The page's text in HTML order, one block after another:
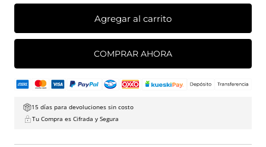
Agregar al carrito
COMPRAR AHORA
15 días para devoluciones sin costo
Tu Compra es Cifrada y Segura